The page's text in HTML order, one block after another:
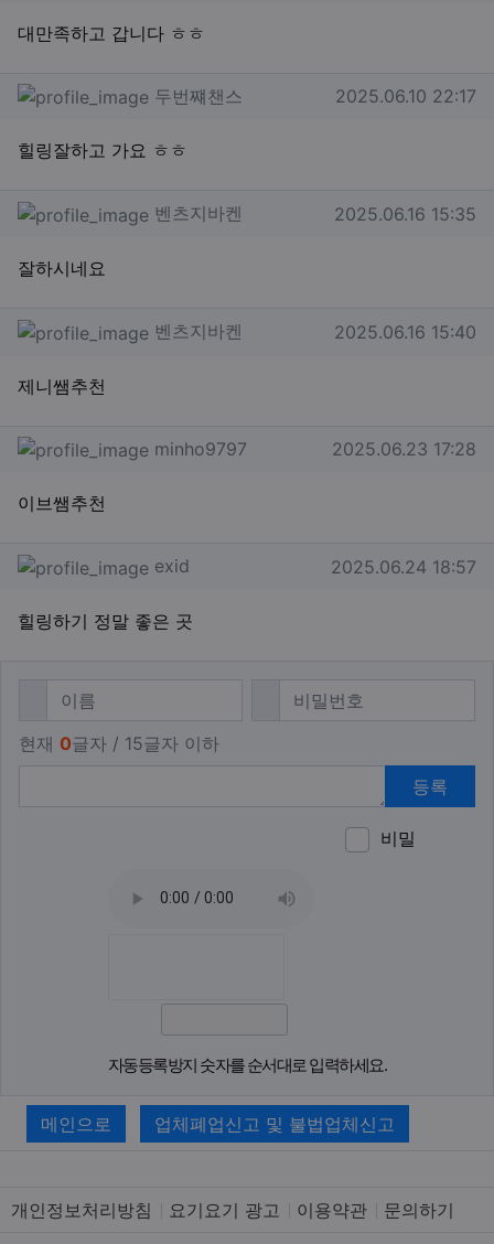
대만족하고 갑니다 ㅎㅎ
두번쨰챈스님의 댓글
두번쨰챈스 작성일
2025.06.10 22:17
힐링잘하고 가요 ㅎㅎ
벤츠지바켄님의 댓글
벤츠지바켄 작성일
2025.06.16 15:35
잘하시네요
벤츠지바켄님의 댓글
벤츠지바켄 작성일
2025.06.16 15:40
제니쌤추천
minho9797님의 댓글
minho9797 작성일
2025.06.23 17:28
이브쌤추천
exid님의 댓글
exid 작성일
2025.06.24 18:57
힐링하기 정말 좋은 곳
댓글쓰기
필수 비밀번호필수
현재 0글자 / 15글자 이하
등록
비밀
자동등록방지 숫자를 순서대로 입력하세요.
메인으로 업체폐업신고 및 불법업체신고
개인정보처리방침 요기요기 광고 이용약관 문의하기